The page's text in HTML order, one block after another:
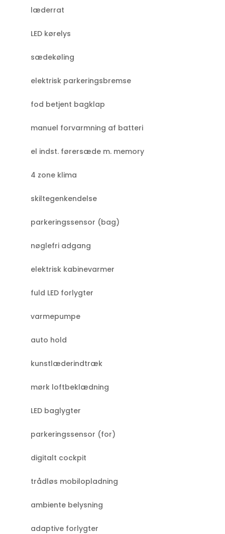
læderrat
LED kørelys
sædekøling
elektrisk parkeringsbremse
fod betjent bagklap
manuel forvarmning af batteri
el indst. førersæde m. memory
4 zone klima
skiltegenkendelse
parkeringssensor (bag)
nøglefri adgang
elektrisk kabinevarmer
fuld LED forlygter
varmepumpe
auto hold
kunstlæderindtræk
mørk loftbeklædning
LED baglygter
parkeringssensor (for)
digitalt cockpit
trådløs mobilopladning
ambiente belysning
adaptive forlygter